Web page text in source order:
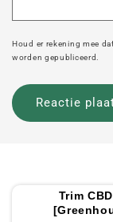
Houd er rekening mee
worden gepubliceerd.
Trim CBD